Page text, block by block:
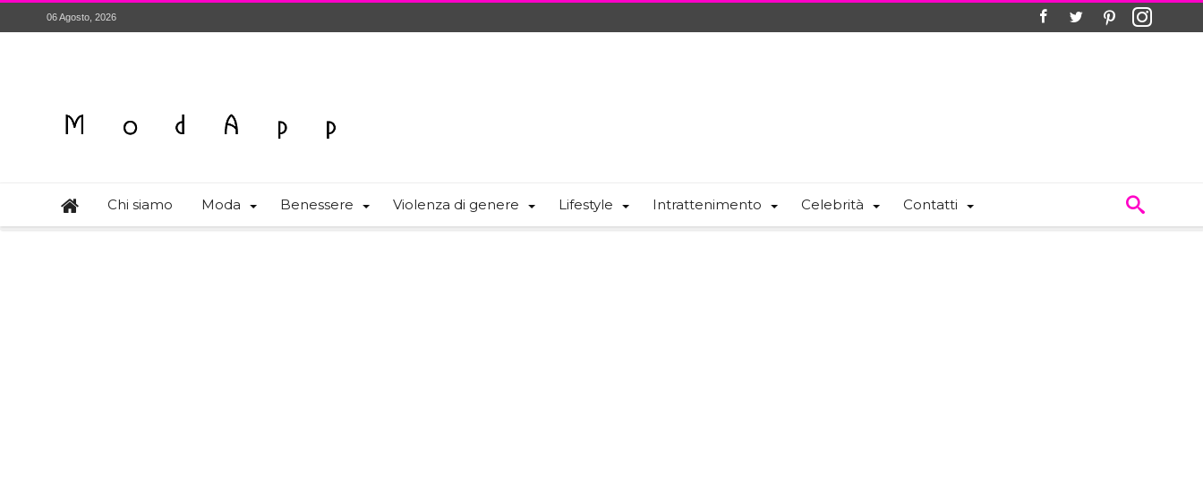
06 Agosto, 2026
Chi siamo Moda Benessere Violenza di genere Lifestyle Intrattenimento Celebrità Contatti